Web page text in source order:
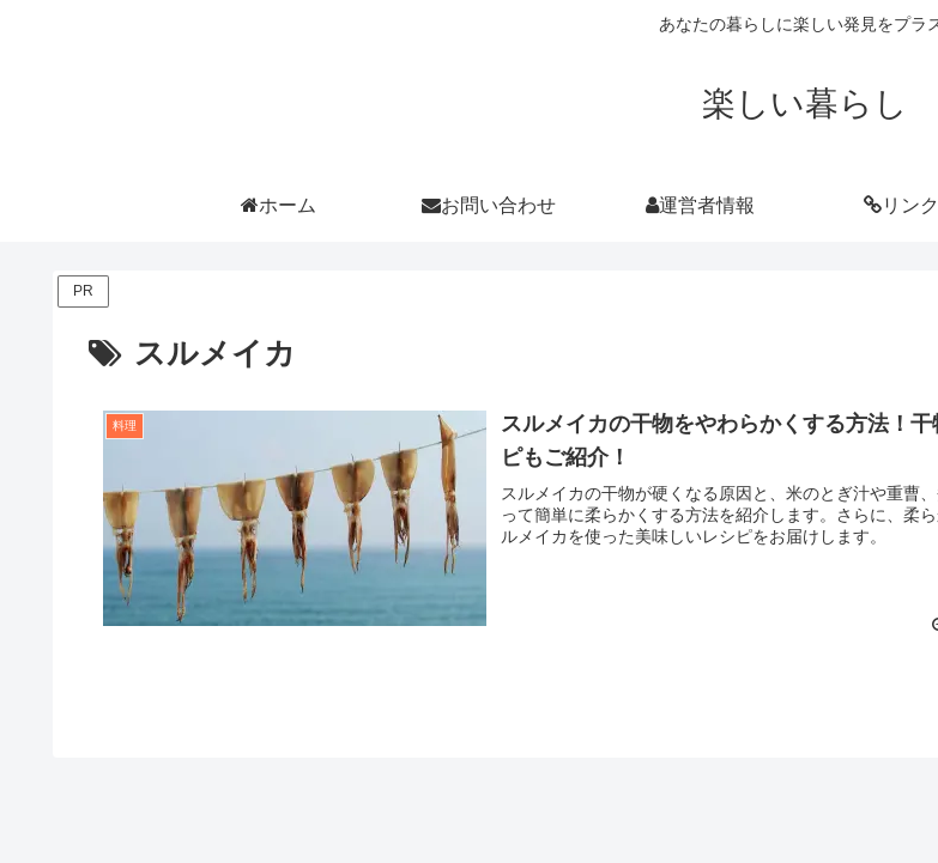
あなたの暮らしに楽しい発見をプラ
楽しい暮らし
ホーム お問い合わせ 運営者情報 リン
PR
スルメイカ
料理
スルメイカの干物をやわらかくする方法！
ピもご紹介！
スルメイカの干物が硬くなる原因と、米のとぎ汁や重曹
って簡単に柔らかくする方法を紹介します。さらに、柔
ルメイカを使った美味しいレシピをお届けします。